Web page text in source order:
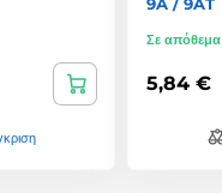
Σε απόθεμα
5,84 €